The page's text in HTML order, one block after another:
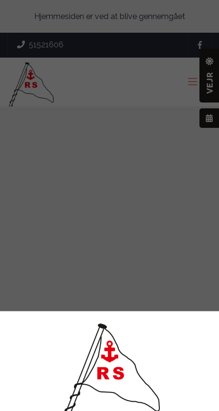
Hjemmesiden er ved at blive gennemgået
 51521606
 VEJR